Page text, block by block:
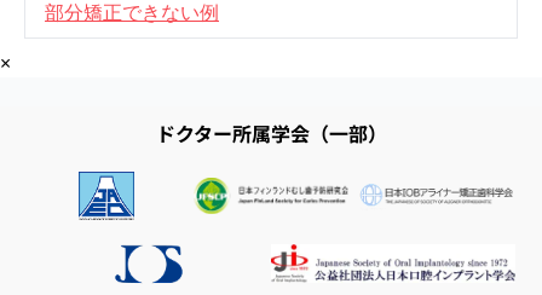
部分矯正できない例
×
ドクター所属学会（一部）